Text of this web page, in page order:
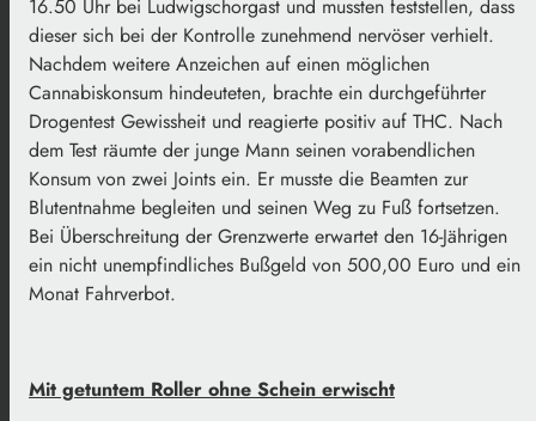
16.50 Uhr bei Ludwigschorgast und mussten feststellen, dass
dieser sich bei der Kontrolle zunehmend nervöser verhielt.
Nachdem weitere Anzeichen auf einen möglichen
Cannabiskonsum hindeuteten, brachte ein durchgeführter
Drogentest Gewissheit und reagierte positiv auf THC. Nach
dem Test räumte der junge Mann seinen vorabendlichen
Konsum von zwei Joints ein. Er musste die Beamten zur
Blutentnahme begleiten und seinen Weg zu Fuß fortsetzen.
Bei Überschreitung der Grenzwerte erwartet den 16-Jährigen
ein nicht unempfindliches Bußgeld von 500,00 Euro und ein
Monat Fahrverbot.
Mit getuntem Roller ohne Schein erwischt